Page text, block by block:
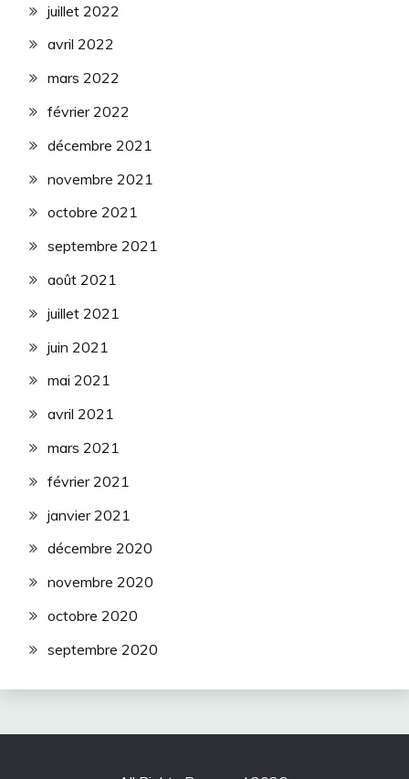
juillet 2022
avril 2022
mars 2022
février 2022
décembre 2021
novembre 2021
octobre 2021
septembre 2021
août 2021
juillet 2021
juin 2021
mai 2021
avril 2021
mars 2021
février 2021
janvier 2021
décembre 2020
novembre 2020
octobre 2020
septembre 2020